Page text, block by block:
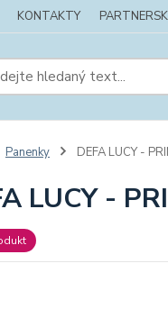
KONTAKTY
Panenky DEFA LUCY -
LUCY -